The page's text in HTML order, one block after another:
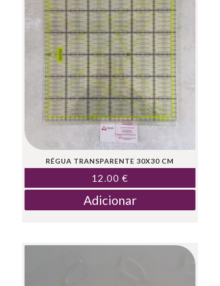
RÉGUA TRANSPARENTE 30X30 CM
12.00€
Adicionar